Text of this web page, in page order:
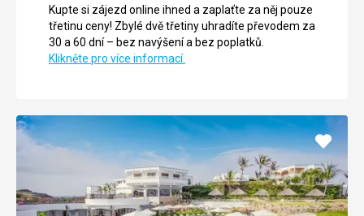
Kupte si zájezd online ihned a zaplaťte za něj pouze
třetinu ceny! Zbylé dvě třetiny uhradíte převodem za
30 a 60 dní – bez navýšení a bez poplatků.
Klikněte pro více informací.
Přidat
do